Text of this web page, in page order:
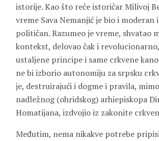
istorije. Kao što reče istoričar Milivoj
vreme Sava Nemanjić je bio i
političan. Razumeo je vreme, shvatao
kontekst, delovao čak i
ustaljene principe i same crkvene
ne bi izborio autonomiju za srpsku
je, destruirajući i dogme i pravila,
nadležnog (ohridskog) arhiepiskopa
Homatijana, izdvojio iz zakonite
Međutim, nema nikakve potrebe